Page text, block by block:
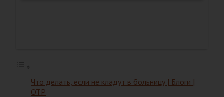
Что делать, если не кладут в больницу | Блоги |
ОТР